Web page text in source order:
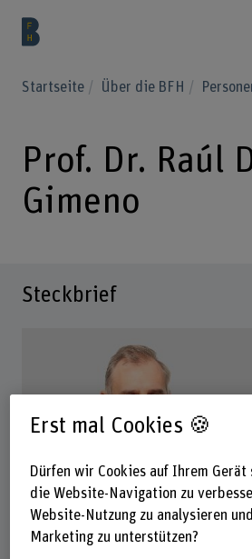
Startseite Über die BFH
Prof. Dr. Raúl
Gimeno
Steckbrief
Prof. Dr. Raúl Diego Gimeno
Erst mal Cookies 🍪
Dürfen wir Cookies auf Ihrem Gerät
die Website-Navigation zu
Website-Nutzung zu analysieren
Marketing zu unterstützen?